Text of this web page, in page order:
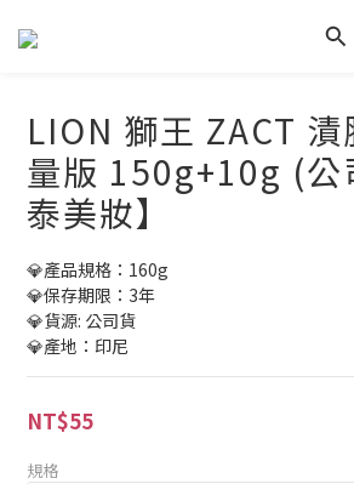
LION 獅王 ZACT 漬
量版 150g+10g (公
泰美妝】
💎產品規格：160g
💎保存期限：3年
💎貨源: 公司貨
💎產地：印尼
NT$55
規格